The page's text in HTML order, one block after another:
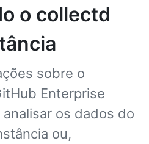
o collectd
sobre o
Enterprise
os dados do
ou,